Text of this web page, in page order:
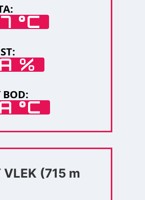
°C
%
BOD:
°C
VLEK (715 m